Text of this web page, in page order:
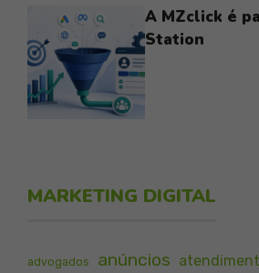
A MZclick é
Station
MARKETING DIGITAL
advogados anúncios